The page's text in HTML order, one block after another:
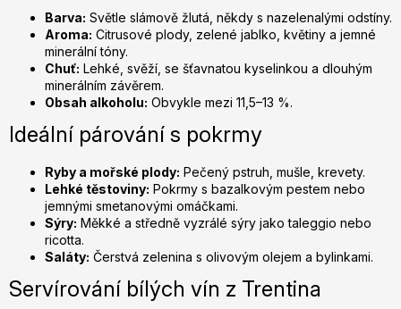
Barva: Světle slámově žlutá, někdy s nazelenalými odstíny.
Aroma: Citrusové plody, zelené jablko, květiny a jemné
minerální tóny.
Chuť: Lehké, svěží, se šťavnatou kyselinkou a dlouhým
minerálním závěrem.
Obsah alkoholu: Obvykle mezi 11,5–13 %.
Ideální párování s pokrmy
Ryby a mořské plody: Pečený pstruh, mušle, krevety.
Lehké těstoviny: Pokrmy s bazalkovým pestem nebo
jemnými smetanovými omáčkami.
Sýry: Měkké a středně vyzrálé sýry jako taleggio nebo
ricotta.
Saláty: Čerstvá zelenina s olivovým olejem a bylinkami.
Servírování bílých vín z Trentina